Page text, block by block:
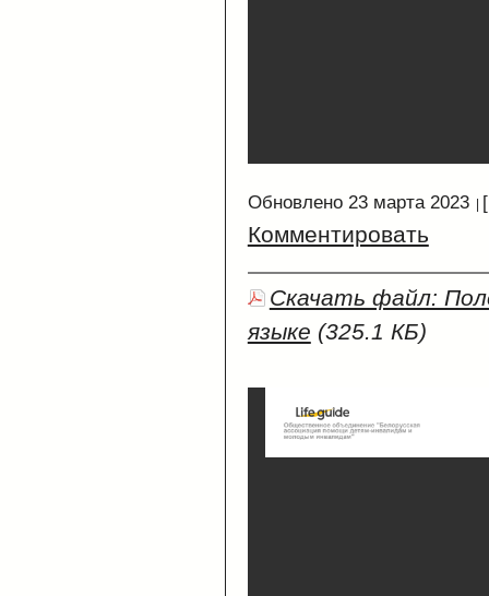
Обновлено 23 марта 2023
Комментировать
Скачать файл:
языке (325.1 КБ)